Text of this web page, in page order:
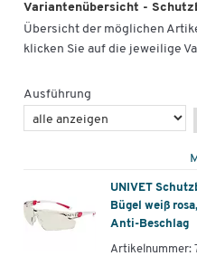
Variantenübersicht -
Übersicht der möglichen
klicken Sie auf die jeweilige
Ausführung
UNIVET
Bügel weiß
Anti-Beschlag
Artikelnummer: